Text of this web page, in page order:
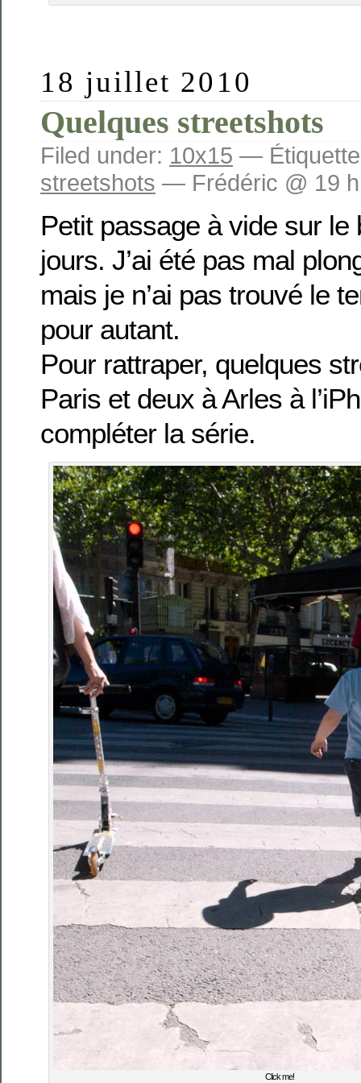
18 juillet 2010
Quelques streetshots
Filed under: 10x15 —
streetshots — Frédéric @ 19
Petit passage à vide sur le
jours. J’ai été pas mal
mais je n’ai pas trouvé le
pour autant.
Pour rattraper, quelques
Paris et deux à Arles à
compléter la série.
Click me!